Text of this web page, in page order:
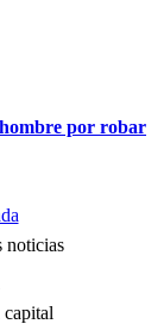
por robar
noticias